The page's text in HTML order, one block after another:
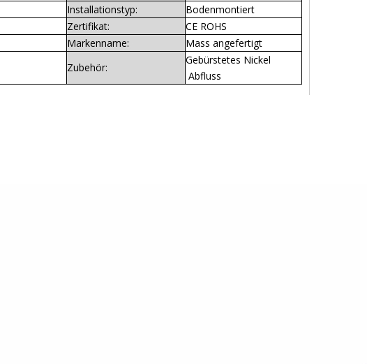
Installationstyp:
Bodenmontiert
Zertifikat:
CE ROHS
Markenname:
Mass angefertigt
Zubehör:
Gebürstetes Nickel
Abfluss